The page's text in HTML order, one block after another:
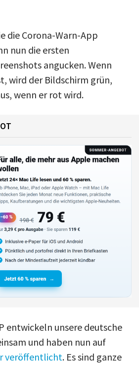
die Corona-Warn-App
nun die ersten
angucken. Wenn
wird der Bildschirm grün,
wenn er rot wird.
entwickeln unsere deutsche
und haben nun auf
veröffentlicht. Es sind ganze